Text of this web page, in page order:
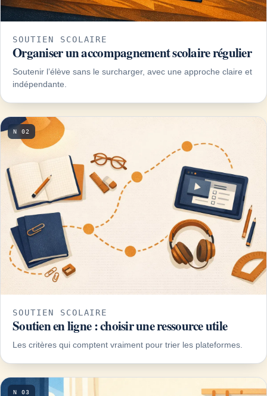
SOUTIEN SCOLAIRE
Organiser un accompagnement scolaire régulier
Soutenir l’élève sans le surcharger, avec une approche claire et
indépendante.
N 02
SOUTIEN SCOLAIRE
Soutien en ligne : choisir une ressource utile
Les critères qui comptent vraiment pour trier les plateformes.
N 03